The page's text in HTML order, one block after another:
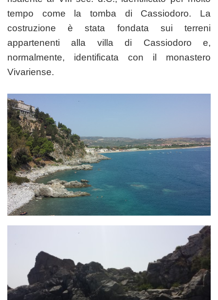
tempo come la tomba di Cassiodoro. La
costruzione è stata fondata sui terreni
appartenenti alla villa di Cassiodoro e,
normalmente, identificata con il monastero
Vivariense.